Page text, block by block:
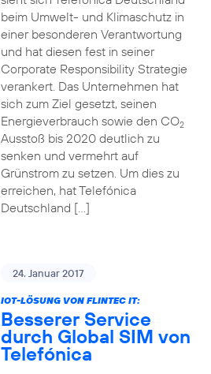
beim Umwelt- und Klimaschutz in
einer besonderen Verantwortung
und hat diesen fest in seiner
Corporate Responsibility Strategie
verankert. Das Unternehmen hat
sich zum Ziel gesetzt, seinen
Energieverbrauch sowie den CO2
Ausstoß bis 2020 deutlich zu
senken und vermehrt auf
Grünstrom zu setzen. Um dies zu
erreichen, hat Telefónica
Deutschland […]
24. Januar 2017
IOT-LÖSUNG VON FLINTEC IT:
Besserer Service
durch Global SIM von
Telefónica